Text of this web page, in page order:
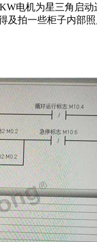
电机为星三角启
拍一些柜子内部照